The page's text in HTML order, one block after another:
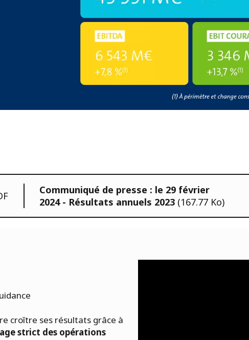
Communiqué de presse : le 29 février
2024 - Résultats annuels 2023 (167.77 Ko)
croître ses résultats grâce à
strict des opérations